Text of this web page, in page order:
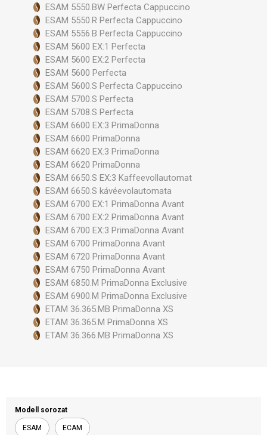
Modell sorozat
ESAM ECAM
ESAM 5550.BW Perfecta Cappuccino
ESAM 5550.R Perfecta Cappuccino
ESAM 5556.B Perfecta Cappuccino
ESAM 5600 EX:1 Perfecta
ESAM 5600 EX:2 Perfecta
ESAM 5600 Perfecta
ESAM 5600.S Perfecta Cappuccino
ESAM 5700.S Perfecta
ESAM 5708.S Perfecta
ESAM 6600 EX:3 PrimaDonna
ESAM 6600 PrimaDonna
ESAM 6620 EX:3 PrimaDonna
ESAM 6620 PrimaDonna
ESAM 6650.S EX:3 Kaffeevollautomat
ESAM 6650.S kávéevolautomata
ESAM 6700 EX:1 PrimaDonna Avant
ESAM 6700 EX:2 PrimaDonna Avant
ESAM 6700 EX:3 PrimaDonna Avant
ESAM 6700 PrimaDonna Avant
ESAM 6720 PrimaDonna Avant
ESAM 6750 PrimaDonna Avant
ESAM 6850.M PrimaDonna Exclusive
ESAM 6900.M PrimaDonna Exclusive
ETAM 36.365.MB PrimaDonna XS
ETAM 36.365.M PrimaDonna XS
ETAM 36.366.MB PrimaDonna XS